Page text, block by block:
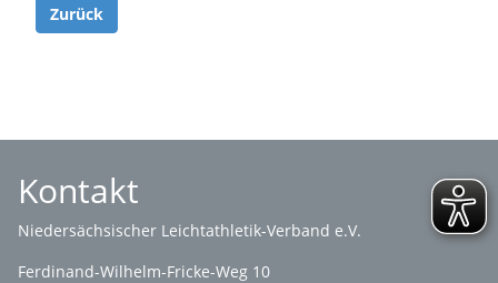
Zurück
Kontakt
Niedersächsischer Leichtathletik-Verband e.V.
Ferdinand-Wilhelm-Fricke-Weg 10